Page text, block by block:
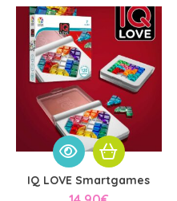
IQ LOVE Smartgames